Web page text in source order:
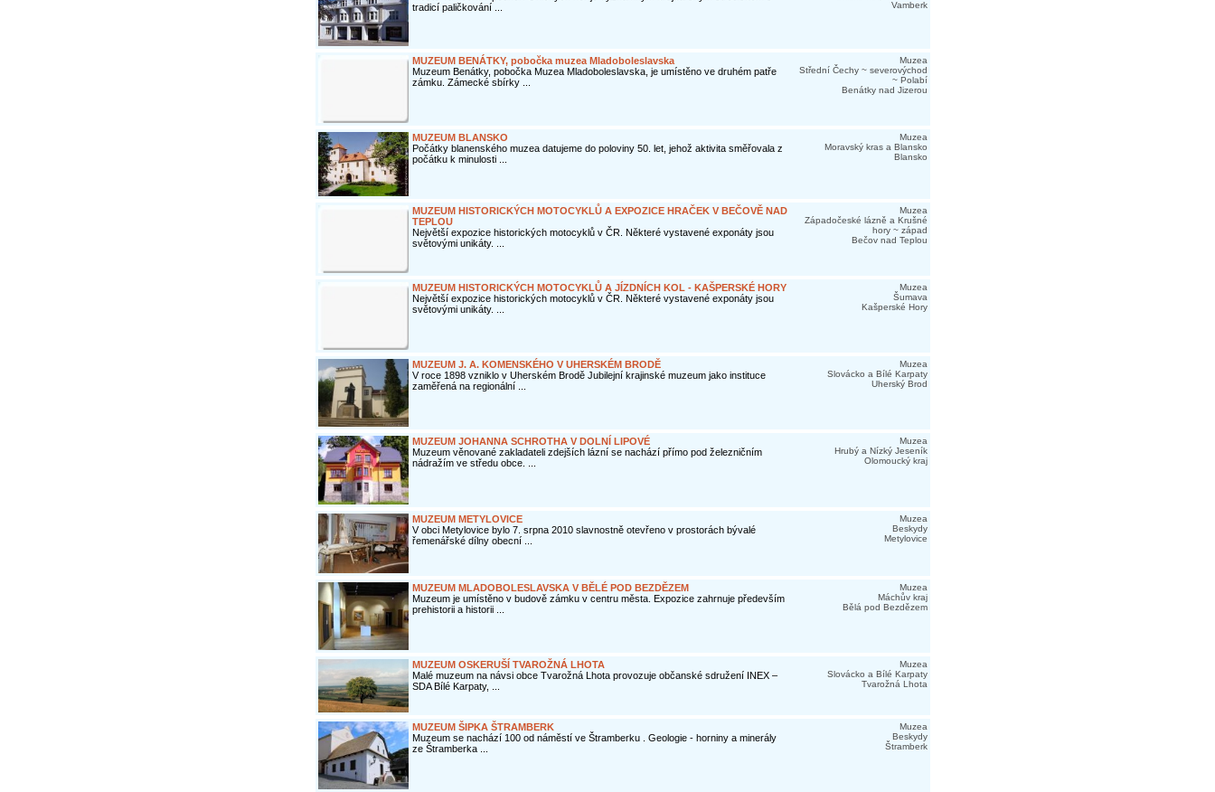
tradicí paličkování ...
Vamberk
MUZEUM BENÁTKY, pobočka muzea Mladoboleslavska
Muzeum Benátky, pobočka Muzea Mladoboleslavska, je umístěno ve druhém patře
zámku. Zámecké sbírky ...
Muzea
Střední Čechy ~ severovýchod
~ Polabí
Benátky nad Jizerou
MUZEUM BLANSKO
Počátky blanenského muzea datujeme do poloviny 50. let, jehož aktivita směřovala z
počátku k minulosti ...
Muzea
Moravský kras a Blansko
Blansko
MUZEUM HISTORICKÝCH MOTOCYKLŮ A EXPOZICE HRAČEK V BEČOVĚ NAD
TEPLOU
Největší expozice historických motocyklů v ČR. Některé vystavené exponáty jsou
světovými unikáty. ...
Muzea
Západočeské lázně a Krušné
hory ~ západ
Bečov nad Teplou
MUZEUM HISTORICKÝCH MOTOCYKLŮ A JÍZDNÍCH KOL - KAŠPERSKÉ HORY
Největší expozice historických motocyklů v ČR. Některé vystavené exponáty jsou
světovými unikáty. ...
Muzea
Šumava
Kašperské Hory
MUZEUM J. A. KOMENSKÉHO V UHERSKÉM BRODĚ
V roce 1898 vzniklo v Uherském Brodě Jubilejní krajinské muzeum jako instituce
zaměřená na regionální ...
Muzea
Slovácko a Bílé Karpaty
Uherský Brod
MUZEUM JOHANNA SCHROTHA V DOLNÍ LIPOVÉ
Muzeum věnované zakladateli zdejších lázní se nachází přímo pod železničním
nádražím ve středu obce. ...
Muzea
Hrubý a Nízký Jeseník
Olomoucký kraj
MUZEUM METYLOVICE
V obci Metylovice bylo 7. srpna 2010 slavnostně otevřeno v prostorách bývalé
řemenářské dílny obecní ...
Muzea
Beskydy
Metylovice
MUZEUM MLADOBOLESLAVSKA V BĚLÉ POD BEZDĚZEM
Muzeum je umístěno v budově zámku v centru města. Expozice zahrnuje především
prehistorii a historii ...
Muzea
Máchův kraj
Bělá pod Bezdězem
MUZEUM OSKERUŠÍ TVAROŽNÁ LHOTA
Malé muzeum na návsi obce Tvarožná Lhota provozuje občanské sdružení INEX –
SDA Bílé Karpaty, ...
Muzea
Slovácko a Bílé Karpaty
Tvarožná Lhota
MUZEUM ŠIPKA ŠTRAMBERK
Muzeum se nachází 100 od náměstí ve Štramberku . Geologie - horniny a minerály
ze Štramberka ...
Muzea
Beskydy
Štramberk